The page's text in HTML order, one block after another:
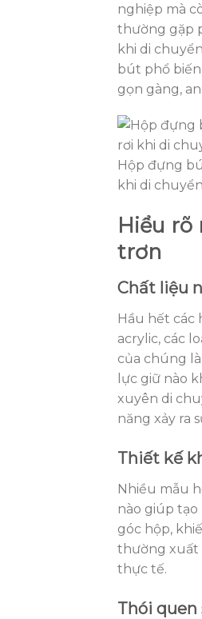
nghiệp mà
thường gặp
khi di
bút phổ
gọn gàng,
Hộp đựng
khi di
Hiểu rõ
trơn
Chất liệu
Hầu hết các
acrylic, các
của chúng
lực giữ nào
xuyên di
năng xảy ra
Thiết kế
Nhiều mẫu
nào giúp tạo
góc hộp,
thường xuất
thực tế.
Thói